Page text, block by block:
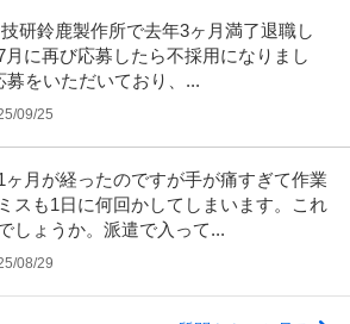
研鈴鹿製作所で去年3ヶ月満了退職し
月に再び応募したら不採用になりまし
募をいただいており、...
09/25
月が経ったのですが手が痛すぎて作業
スも1日に何回かしてしまいます。これ
しょうか。派遣で入って...
08/29